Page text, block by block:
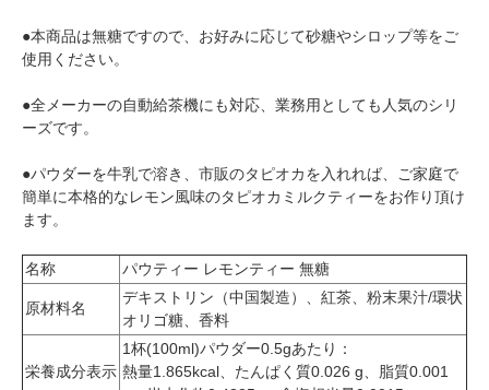
●本商品は無糖ですので、お好みに応じて砂糖やシロップ等をご
使用ください。
●全メーカーの自動給茶機にも対応、業務用としても人気のシリ
ーズです。
●パウダーを牛乳で溶き、市販のタピオカを入れれば、ご家庭で
簡単に本格的なレモン風味のタピオカミルクティーをお作り頂け
ます。
名称 パウティー レモンティー 無糖
原材料名
デキストリン（中国製造）、紅茶、粉末果汁/環状
オリゴ糖、香料
栄養成分表示
1杯(100ml)パウダー0.5gあたり：
熱量1.865kcal、たんぱく質0.026 g、脂質0.001